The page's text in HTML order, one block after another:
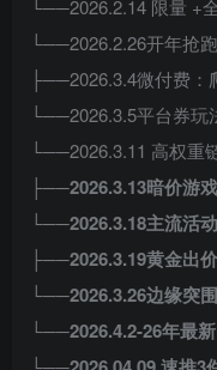
└──2026.2.14 限量 +
└──2026.2.26开年抢
├──2026.3.4微付费：
└──2026.3.5平台券玩
└──2026.3.11 高权重
├──2026.3.13暗价游
└──2026.3.18主流活
├──2026.3.19黄金出
└──2026.3.26边缘突
└──2026.4.2-26年最